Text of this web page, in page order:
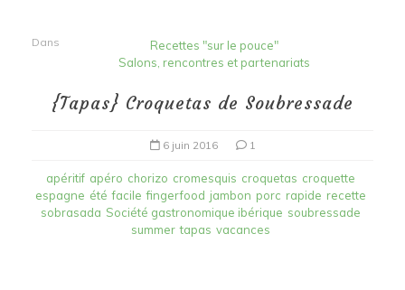
Dans
Recettes "sur le pouce"
Salons, rencontres et partenariats
{Tapas} Croquetas de Soubressade
6 juin 2016 1
apéritif apéro chorizo cromesquis croquetas croquette
espagne été facile fingerfood jambon porc rapide recette
sobrasada Société gastronomique ibérique soubressade
summer tapas vacances